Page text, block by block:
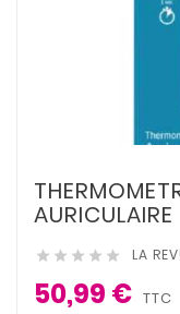
AURICULAIRE
     LA
50,99 € TTC